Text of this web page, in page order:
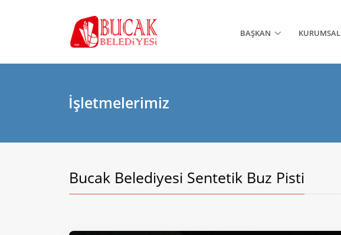
BAŞKAN KURUMSAL
İşletmelerimiz
Bucak Belediyesi Sentetik Buz Pisti